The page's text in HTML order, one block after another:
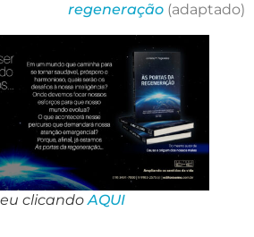
regeneração (adaptado)
clicandoAQUI